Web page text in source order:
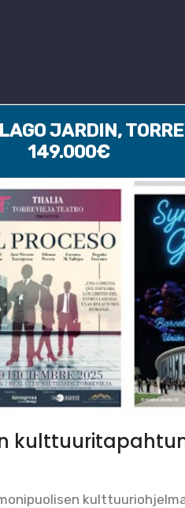
JARDIN,
149.000€